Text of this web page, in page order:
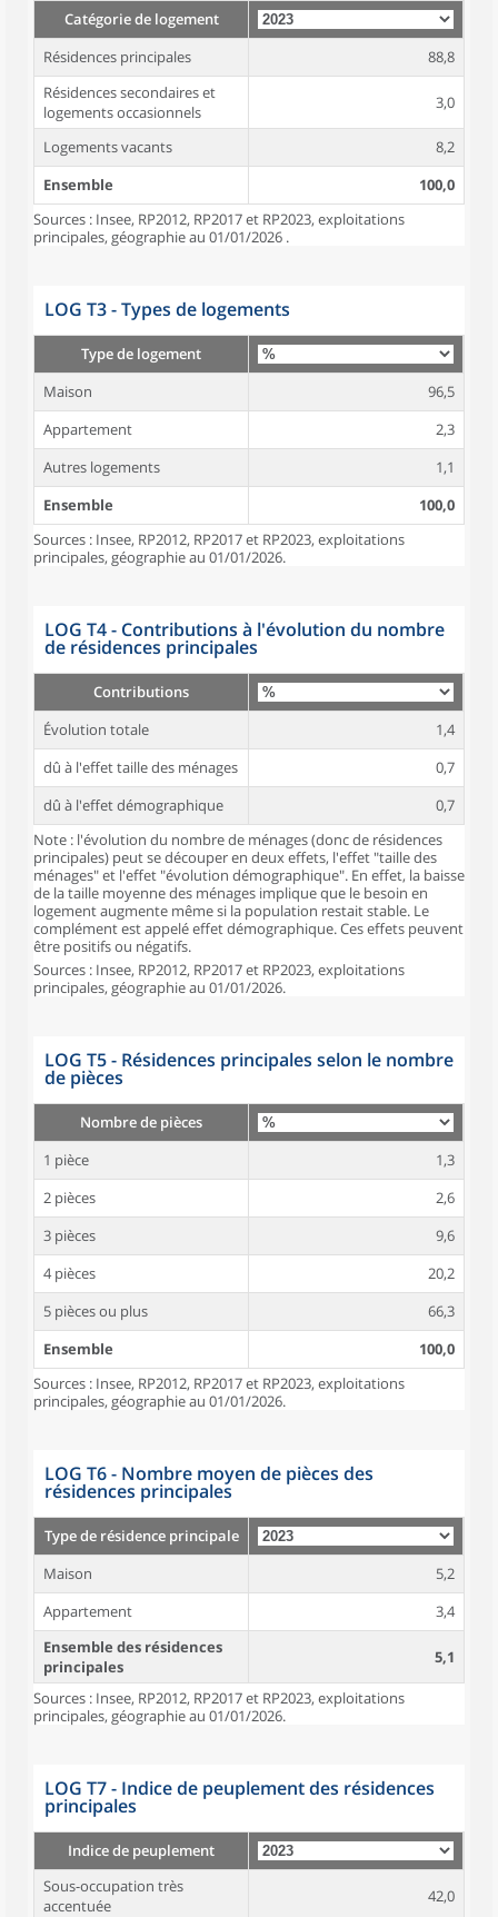
Catégorie de logement
Résidences principales
88,8
Résidences secondaires et
logements occasionnels
3,0
Logements vacants
8,2
Ensemble
100,0
Sources : Insee, RP2012, RP2017 et RP2023, exploitations
principales, géographie au 01/01/2026 .
LOG T3 - Types de logements
Type de logement
Maison
96,5
Appartement
2,3
Autres logements
1,1
Ensemble
100,0
Sources : Insee, RP2012, RP2017 et RP2023, exploitations
principales, géographie au 01/01/2026.
LOG T4 - Contributions à l'évolution du nombre
de résidences principales
Contributions
Évolution totale
1,4
dû à l'effet taille des ménages
0,7
dû à l'effet démographique
0,7
Note : l'évolution du nombre de ménages (donc de résidences
principales) peut se découper en deux effets, l'effet "taille des
ménages" et l'effet "évolution démographique". En effet, la baisse
de la taille moyenne des ménages implique que le besoin en
logement augmente même si la population restait stable. Le
complément est appelé effet démographique. Ces effets peuvent
être positifs ou négatifs.
Sources : Insee, RP2012, RP2017 et RP2023, exploitations
principales, géographie au 01/01/2026.
LOG T5 - Résidences principales selon le nombre
de pièces
Nombre de pièces
1 pièce
1,3
2 pièces
2,6
3 pièces
9,6
4 pièces
20,2
5 pièces ou plus
66,3
Ensemble
100,0
Sources : Insee, RP2012, RP2017 et RP2023, exploitations
principales, géographie au 01/01/2026.
LOG T6 - Nombre moyen de pièces des
résidences principales
Type de résidence principale
Maison
5,2
Appartement
3,4
Ensemble des résidences
principales
5,1
Sources : Insee, RP2012, RP2017 et RP2023, exploitations
principales, géographie au 01/01/2026.
LOG T7 - Indice de peuplement des résidences
principales
Indice de peuplement
Sous-occupation très
accentuée
42,0